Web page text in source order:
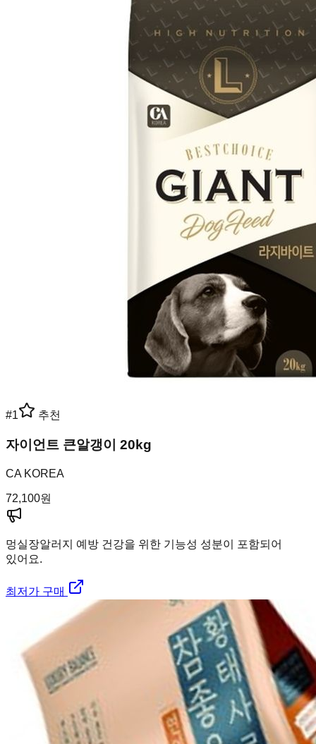
#1 추천
자이언트 큰알갱이 20kg
CA KOREA
72,100원
멍실장알러지 예방 건강을 위한 기능성 성분이 포함되어
있어요.
최저가 구매